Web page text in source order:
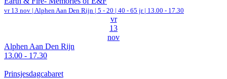
vr 13 nov | Alphen Aan Den Rijn | 5 - 20 | 40 - 65 jr | 13.00 - 17.30
vr
13
nov
Alphen Aan Den Rijn
13.00 - 17.30
Prinsjesdagcabaret